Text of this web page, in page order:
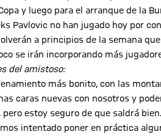
y luego para el arranque de la
Pavlovic no han jugado hoy por
a principios de la semana
se irán incorporando más
del amistoso:
más bonito, con las
caras nuevas con nosotros y
estoy seguro de que saldrá
intentado poner en práctica